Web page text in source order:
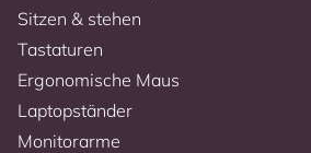
Sitzen & stehen
Tastaturen
Ergonomische Maus
Laptopständer
Monitorarme